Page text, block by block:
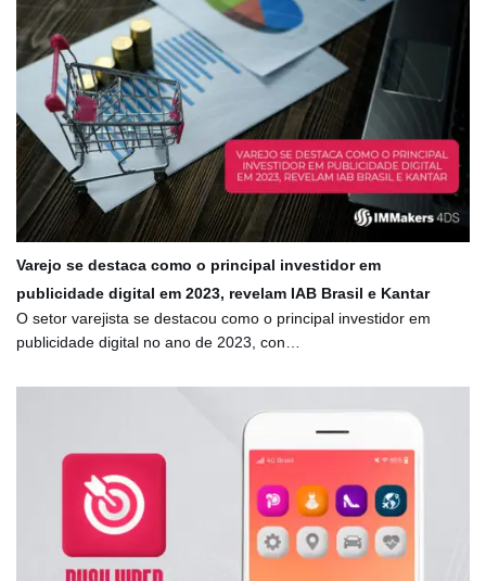
Varejo se destaca como o principal investidor em
publicidade digital em 2023, revelam IAB Brasil e Kantar
O setor varejista se destacou como o principal investidor em
publicidade digital no ano de 2023, con…